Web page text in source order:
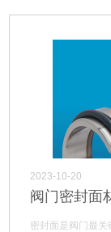
2023-10-20
阀门密封面
密封面是阀门最